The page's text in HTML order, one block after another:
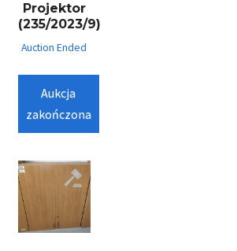
Projektor
(235/2023/9)
Auction Ended
Aukcja
zakończona